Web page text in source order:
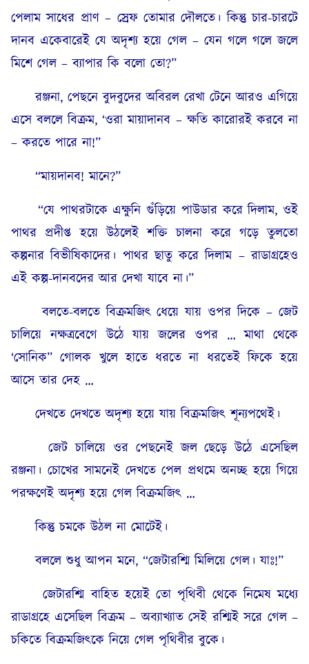
পেলাম সাধের প্রাণ – স্রেফ তোমার দৌলতে। কিন্তু চার-চারটে
দানব একেবারেই যে অদৃশ্য হয়ে গেল – যেন গলে গলে জলে
মিশে গেল – ব্যাপার কি বলো তো?”
রঞ্জনা, পেছনে বুদবুদের অবিরল রেখা টেনে আরও এগিয়ে
এসে বললে বিক্রম, ‘ওরা মায়াদানব – ক্ষতি কারোরই করবে না
– করতে পারে না!”
“মায়দানব! মানে?”
“যে পাথরটাকে এক্ষুনি গুঁড়িয়ে পাউডার করে দিলাম, ওই
পাথর প্রদীপ্ত হয়ে উঠলেই শক্তি চালনা করে গড়ে তুলতো
কল্পনার বিভীষিকাদের। পাথর ছাতু করে দিলাম – রাডাগ্রহেও
এই কল্প-দানবদের আর দেখা যাবে না।”
বলতে-বলতে বিক্ৰমজিৎ ধেয়ে যায় ওপর দিকে – জেট
চালিয়ে নক্ষত্ৰবেগে উঠে যায় জলের ওপর … মাথা থেকে
‘সোনিক” গোলক খুলে হাতে ধরতে না ধরতেই ফিকে হয়ে
আসে তার দেহ …
দেখতে দেখতে অদৃশ্য হয়ে যায় বিক্ৰমজিৎ শূন্যপথেই।
জেট চালিয়ে ওর পেছনেই জল ছেড়ে উঠে এসেছিল
রঞ্জনা। চোখের সামনেই দেখতে পেল প্রথমে অনচ্ছ হয়ে গিয়ে
পরক্ষণেই অদৃশ্য হয়ে গেল বিক্ৰমজিৎ …
কিন্তু চমকে উঠল না মোটেই।
বললে শুধু আপন মনে, “জেটারশ্মি মিলিয়ে গেল। যাঃ!”
জেটারশ্মি বাহিত হয়েই তো পৃথিবী থেকে নিমেষ মধ্যে
রাডাগ্রহে এসেছিল বিক্ৰম – অব্যাখ্যাত সেই রশ্মিই সরে গেল –
চকিতে বিক্ৰমজিৎকে নিয়ে গেল পৃথিবীর বুকে।